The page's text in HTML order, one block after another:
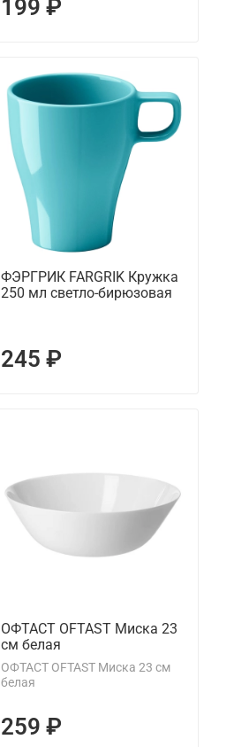
199 ₽
ФЭРГРИК FARGRIK Кружка
250 мл светло-бирюзовая
245 ₽
ОФТАСТ OFTAST Миска 23
см белая
ОФТАСТ OFTAST Миска 23 см
белая
259 ₽